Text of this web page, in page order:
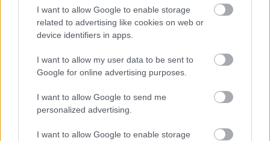
I want to allow Google to enable storage
related to advertising like cookies on web or
device identifiers in apps.
I want to allow my user data to be sent to
Google for online advertising purposes.
I want to allow Google to send me
personalized advertising.
I want to allow Google to enable storage
TOVÁBB OLVASOM
Ennél megdöbbentőbb ingatlanhirdetést nem
fog találni – csak Kunhegyesig kell menni érte
2024.02.02. Fazekas Adrián